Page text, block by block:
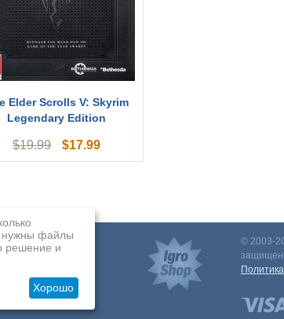
Elder Scrolls V: Skyrim
Legendary Edition
$19.99 $17.99
программа
© 2003-
нужны файлы
решение и
Хорошо